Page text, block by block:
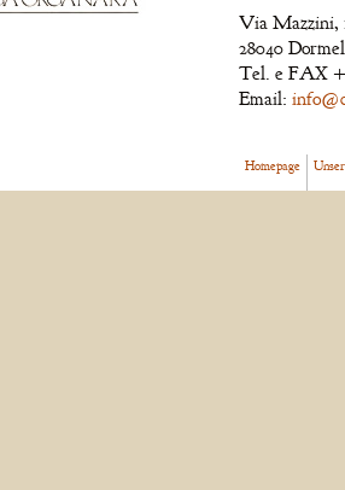
Via Mazzini,
28040
Tel. e FAX
Email:
Homepage